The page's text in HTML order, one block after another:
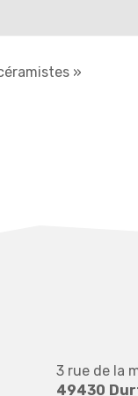
»
3 rue de la
49430